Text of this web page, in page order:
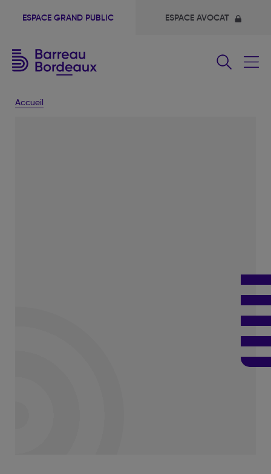
ESPACE GRAND PUBLIC ESPACE AVOCAT
Accueil